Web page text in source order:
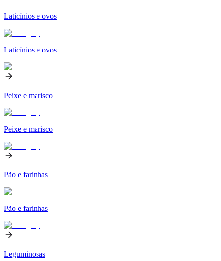
Laticínios e ovos
Laticínios e ovos
Peixe e marisco
Peixe e marisco
Pão e farinhas
Pão e farinhas
Leguminosas